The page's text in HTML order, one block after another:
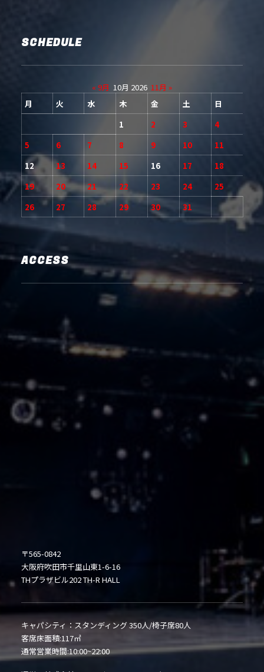
SCHEDULE
« 9月 10月 2026 11月 »
月
火 水 木 金 土
日
1
2 3
4
5
6 7 8 9 10
11
12
13 14 15 16 17
18
19
20 21 22 23 24
25
26
27 28 29 30 31
ACCESS
〒565-0842
大阪府吹田市千里山東1-6-16
THプラザビル202 TH-R HALL
キャパシティ：スタンディング 350人/椅子席80人
客席床面積:117㎡
通常営業時間:10:00~22:00